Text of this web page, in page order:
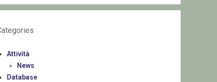
Attività
News
Database